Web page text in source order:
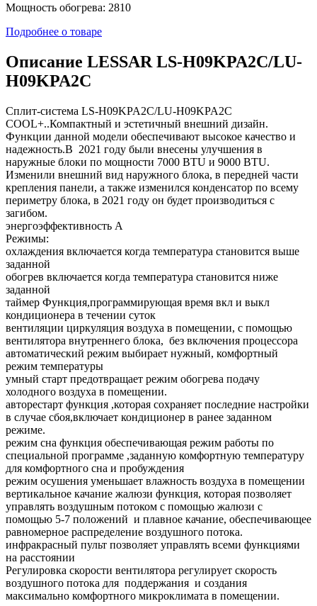
Мощность обогрева: 2810
Подробнее о товаре
Описание LESSAR LS-H09KPA2C/LU-
H09KPA2C
Сплит-система LS-H09KPA2C/LU-H09KPA2C
COOL+..Компактный и эстетичный внешний дизайн.
Функции данной модели обеспечивают высокое качество и
надежность.В 2021 году были внесены улучшения в
наружные блоки по мощности 7000 BTU и 9000 BTU.
Изменили внешний вид наружного блока, в передней части
крепления панели, а также изменился конденсатор по всему
периметру блока, в 2021 году он будет производиться с
загибом.
энергоэффективность А
Режимы:
охлаждения включается когда температура становится выше
заданной
обогрев включается когда температура становится ниже
заданной
таймер Функция,программирующая время вкл и выкл
кондиционера в течении суток
вентиляции циркуляция воздуха в помещении, с помощью
вентилятора внутреннего блока, без включения процессора
автоматический режим выбирает нужный, комфортный
режим температуры
умный старт предотвращает режим обогрева подачу
холодного воздуха в помещении.
авторестарт функция ,которая сохраняет последние настройки
в случае сбоя,включает кондиционер в ранее заданном
режиме.
режим сна функция обеспечивающая режим работы по
специальной программе ,заданную комфортную температуру
для комфортного сна и пробуждения
режим осушения уменьшает влажность воздуха в помещении
вертикальное качание жалюзи функция, которая позволяет
управлять воздушным потоком с помощью жалюзи с
помощью 5-7 положений и плавное качание, обеспечивающее
равномерное распределение воздушного потока.
инфракрасный пульт позволяет управлять всеми функциями
на расстоянии
Регулировка скорости вентилятора регулирует скорость
воздушного потока для поддержания и создания
максимально комфортного микроклимата в помещении.